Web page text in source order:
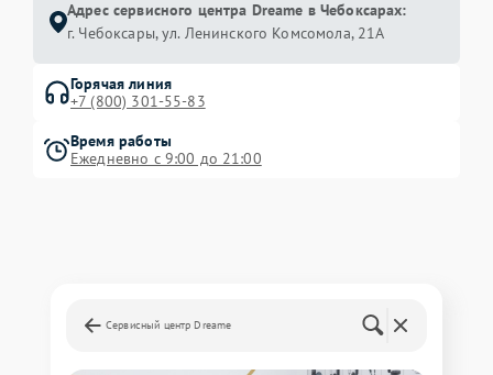
Адрес сервисного центра Dreame в Чебоксарах:
г. Чебоксары, ул. Ленинского Комсомола, 21А
Горячая линия
+7 (800) 301-55-83
Время работы
Ежедневно с 9:00 до 21:00
Сервисный центр Dreame